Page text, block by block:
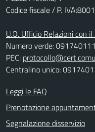
Codice fiscale / P.
U.O. Ufficio Relazioni con il
Numero verde:
PEC:
Centralino unico:
Leggi le FAQ
Prenotazione
Segnalazione disservizio